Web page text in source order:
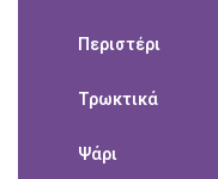
Περιστέρι
Τρωκτικά
Ψάρι